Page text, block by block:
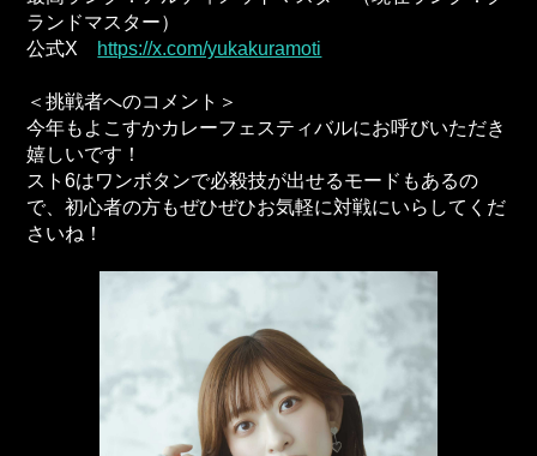
ランドマスター）
公式X https://x.com/yukakuramoti
＜挑戦者へのコメント＞
今年もよこすかカレーフェスティバルにお呼びいただき
嬉しいです！
スト6はワンボタンで必殺技が出せるモードもあるの
で、初心者の方もぜひぜひお気軽に対戦にいらしてくだ
さいね！